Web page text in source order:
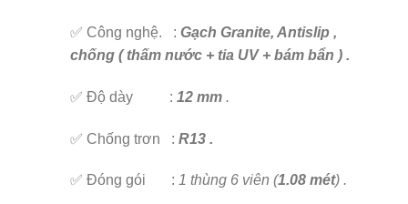
✅ Công nghệ. : Gạch Granite, Antislip ,
chống ( thấm nước + tia UV + bám bẩn ) .
✅ Độ dày : 12 mm.
✅ Chống trơn : R13 .
✅ Đóng gói : 1 thùng 6 viên (1.08 mét) .